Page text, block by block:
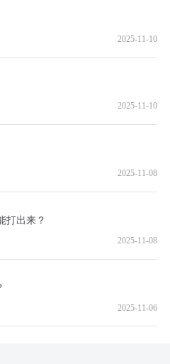
2025-11-10
2025-11-10
2025-11-08
打出来？
2025-11-08
2025-11-06